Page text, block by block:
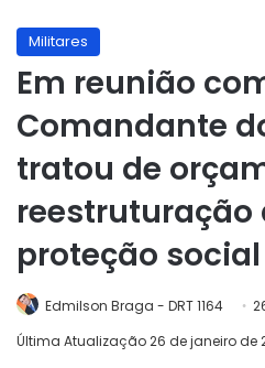
Militares
Em reunião
Comandante
tratou de
reestruturação
proteção social
Edmilson Braga - DRT 1164
Última Atualização 26 de janeiro de